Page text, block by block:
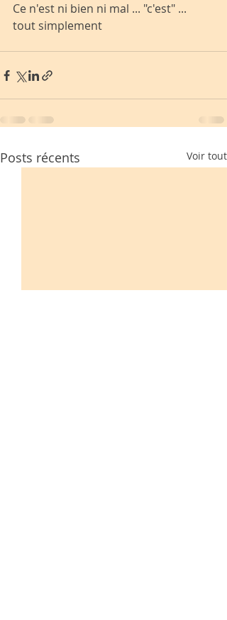
Ce n'est ni bien ni mal ... "c'est" ...
tout simplement
Posts récents Voir tout